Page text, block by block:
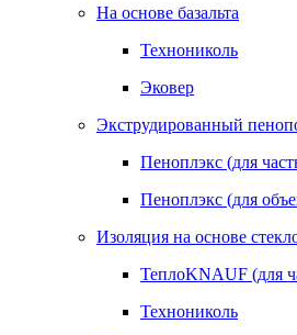
На основе базальта
Технониколь
Эковер
Экструдированный
Пеноплэкс (для
Пеноплэкс (для
Изоляция на основе
ТеплоKNAUF (для
Технониколь